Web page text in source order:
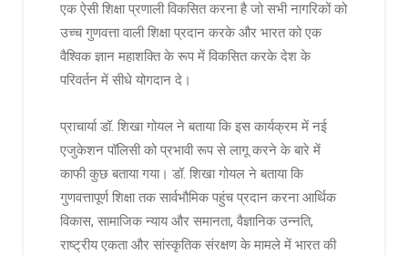
एक ऐसी शिक्षा प्रणाली विकसित करना है जो सभी नागरिकों को
उच्च गुणवत्ता वाली शिक्षा प्रदान करके और भारत को एक
वैश्विक ज्ञान महाशक्ति के रूप में विकसित करके देश के
परिवर्तन में सीधे योगदान दे।
प्राचार्या डॉ. शिखा गोयल ने बताया कि इस कार्यक्रम में नई
एजुकेशन पॉलिसी को प्रभावी रूप से लागू करने के बारे में
काफी कुछ बताया गया। डॉ. शिखा गोयल ने बताया कि
गुणवत्तापूर्ण शिक्षा तक सार्वभौमिक पहुंच प्रदान करना आर्थिक
विकास, सामाजिक न्याय और समानता, वैज्ञानिक उन्नति,
राष्ट्रीय एकता और सांस्कृतिक संरक्षण के मामले में भारत की